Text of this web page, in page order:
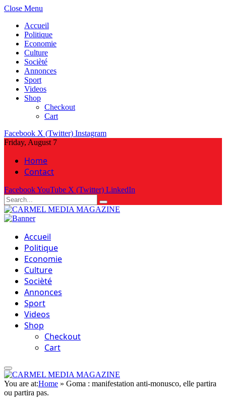
Close Menu
Accueil
Politique
Economie
Culture
Socièté
Annonces
Sport
Videos
Shop
Checkout
Cart
Facebook X (Twitter) Instagram
Friday, August 7
Home
Contact
FacebookYouTube X (Twitter) LinkedIn
Accueil
Politique
Economie
Culture
Socièté
Annonces
Sport
Videos
Shop
Checkout
Cart
You are at:Home » Goma : manifestation anti-monusco, elle partira
ou partira pas.